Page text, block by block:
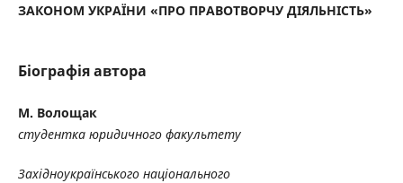
ЗАКОНОМ УКРАЇНИ «ПРО ПРАВОТВОРЧУ ДІЯЛЬНІСТЬ»
Біографія автора
М. Волощак
студентка юридичного факультету
Західноукраїнського національного